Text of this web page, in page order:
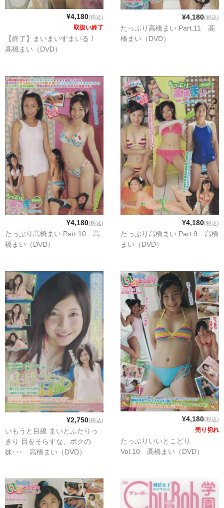
¥4,180(税込)
取扱い終了
【終了】まいまいすまいる！
高橋まい（DVD）
¥4,180(税込)
たっぷり高橋まい Part.11 高
橋まい（DVD）
¥4,180(税込)
たっぷり高橋まい Part.10 高
橋まい（DVD）
¥4,180(税込)
たっぷり高橋まい Part.9 高橋
まい（DVD）
¥2,750(税込)
いもうと目線 まいとふたりっ
きり 目をそらすな、ボクの
妹･･･ 高橋まい（DVD）
¥4,180(税込)
売り切れ
たっぷりいいとこどり
Vol.10 高橋まい（DVD）